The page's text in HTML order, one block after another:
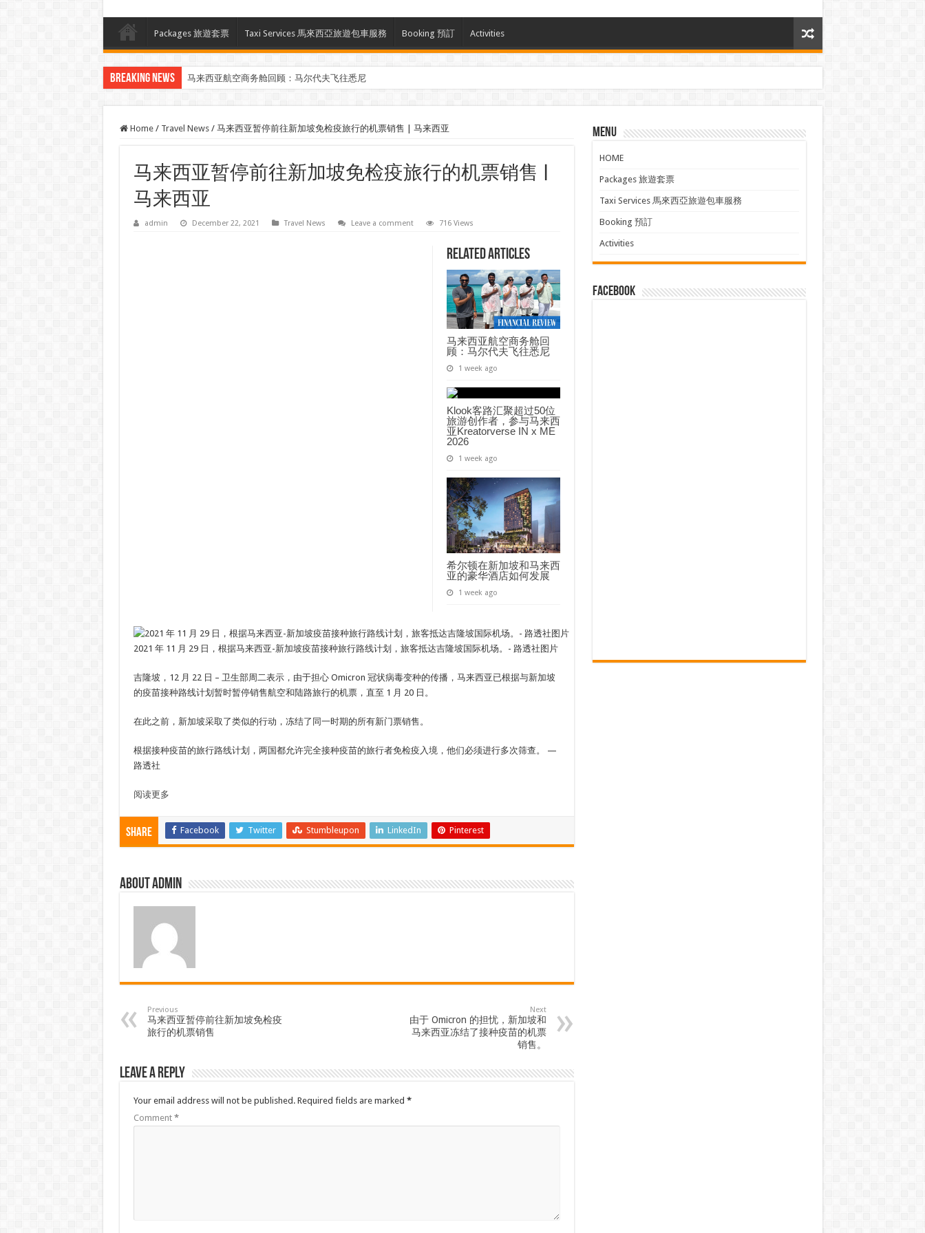
Packages 旅遊套票 Taxi Services 馬來西亞旅遊包車服務 Booking 預訂 Activities
Breaking News 马来西亚航空商务舱回顾：马尔代夫飞往悉尼
Home / Travel News / 马来西亚暂停前往新加坡免检疫旅行的机票销售 | 马来西亚
马来西亚暂停前往新加坡免检疫旅行的机票销售 |
马来西亚
admin December 22, 2021 Travel News Leave a comment 716 Views
Related Articles
马来西亚航空商务舱回
顾：马尔代夫飞往悉尼
1 week ago
Klook客路汇聚超过50位
旅游创作者，参与马来西
亚Kreatorverse IN x ME
2026
1 week ago
希尔顿在新加坡和马来西
亚的豪华酒店如何发展
1 week ago
2021 年 11 月 29 日，根据马来西亚-新加坡疫苗接种旅行路线计划，旅客抵达吉隆坡国际机场。- 路透社图片
吉隆坡，12 月 22 日 – 卫生部周二表示，由于担心 Omicron 冠状病毒变种的传播，马来西亚已根据与新加坡
的疫苗接种路线计划暂时暂停销售航空和陆路旅行的机票，直至 1 月 20 日。
在此之前，新加坡采取了类似的行动，冻结了同一时期的所有新门票销售。
根据接种疫苗的旅行路线计划，两国都允许完全接种疫苗的旅行者免检疫入境，他们必须进行多次筛查。 —
路透社
阅读更多
Share Facebook Twitter Stumbleupon LinkedIn Pinterest
About admin
Previous
马来西亚暂停前往新加坡免检疫
旅行的机票销售
Next
由于 Omicron 的担忧，新加坡和
马来西亚冻结了接种疫苗的机票
销售。
Leave a Reply
Your email address will not be published. Required fields are marked *
Comment *
Menu
HOME
Packages 旅遊套票
Taxi Services 馬來西亞旅遊包車服務
Booking 預訂
Activities
facebook